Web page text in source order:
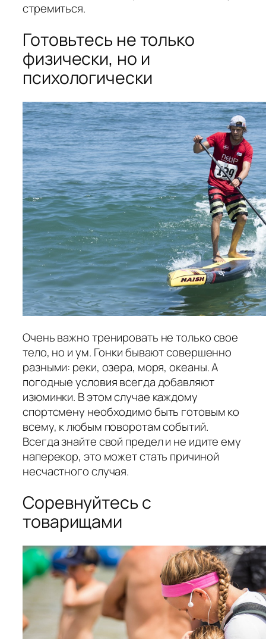
стремиться.
Готовьтесь не только
физически, но и
психологически
Очень важно тренировать не только свое
тело, но и ум. Гонки бывают совершенно
разными: реки, озера, моря, океаны. А
погодные условия всегда добавляют
изюминки. В этом случае каждому
спортсмену необходимо быть готовым ко
всему, к любым поворотам событий.
Всегда знайте свой предел и не идите ему
наперекор, это может стать причиной
несчастного случая.
Соревнуйтесь с
товарищами